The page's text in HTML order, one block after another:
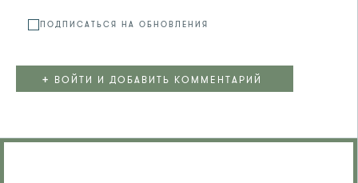
ПОДПИСАТЬСЯ НА ОБНОВЛЕНИЯ
+ ВОЙТИ И ДОБАВИТЬ КОММЕНТАРИЙ